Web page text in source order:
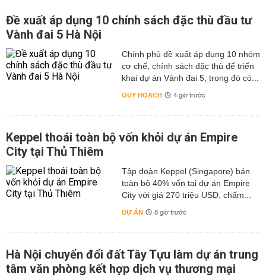
Đề xuất áp dụng 10 chính sách đặc thù đầu tư
Vành đai 5 Hà Nội
Chính phủ đề xuất áp dụng 10 nhóm
cơ chế, chính sách đặc thù để triển
khai dự án Vành đai 5, trong đó có...
QUY HOẠCH 4 giờ trước
Keppel thoái toàn bộ vốn khỏi dự án Empire
City tại Thủ Thiêm
Tập đoàn Keppel (Singapore) bán
toàn bộ 40% vốn tại dự án Empire
City với giá 270 triệu USD, chấm...
DỰ ÁN 8 giờ trước
Hà Nội chuyển đổi đất Tây Tựu làm dự án trung
tâm văn phòng kết hợp dịch vụ thương mại